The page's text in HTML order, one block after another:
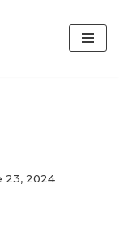
23, 2024